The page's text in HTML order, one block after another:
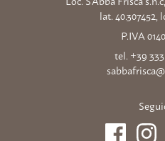
lat. 40.307452,
P.IVA
tel. +39